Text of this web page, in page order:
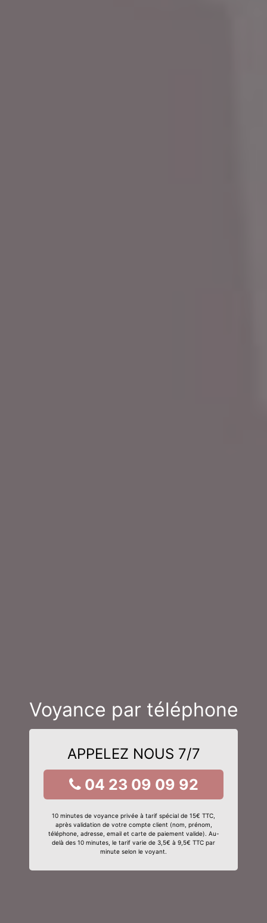
Voyance par téléphone
APPELEZ NOUS 7/7
04 23 09 09 92
10 minutes de voyance privée à tarif spécial de 15€ TTC,
après validation de votre compte client (nom, prénom,
téléphone, adresse, email et carte de paiement valide). Au-
delà des 10 minutes, le tarif varie de 3,5€ à 9,5€ TTC par
minute selon le voyant.